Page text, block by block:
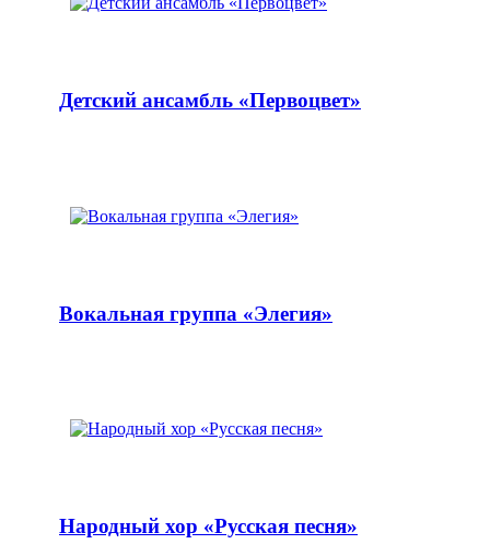
Детский ансамбль «Первоцвет»
Вокальная группа «Элегия»
Народный хор «Русская песня»